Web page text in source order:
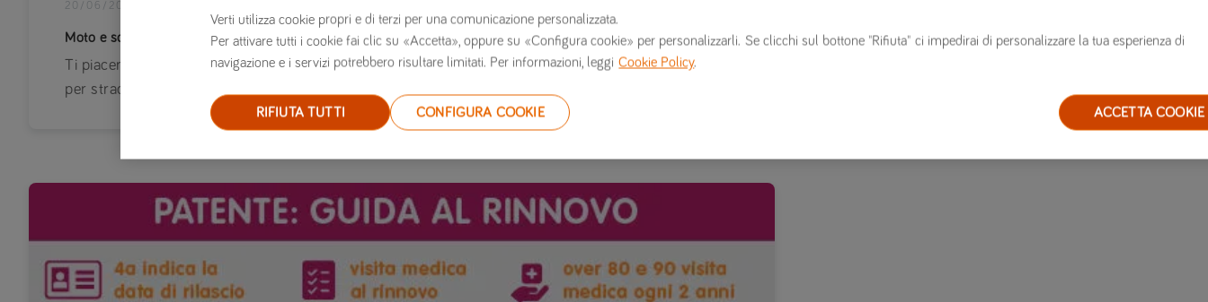
Moto e scooter 125 in autostrada
20/06/2019
Ti piacerebbe sfrecciare con la tua moto 125 sull’autostrada, senza dover necessariamente optare
per strade secondarie? Forse, forse si può.
Verti utilizza cookie propri e di terzi per una comunicazione personalizzata.
Per attivare tutti i cookie fai clic su «Accetta», oppure su «Configura cookie» per personalizzarli. Se clicchi sul bottone "Rifiuta" ci impedirai di personalizzare la tua esperienza di
navigazione e i servizi potrebbero risultare limitati. Per informazioni, leggiCookie Policy.
CONFIGURA COOKIE
RIFIUTA TUTTI ACCETTA COOKIE